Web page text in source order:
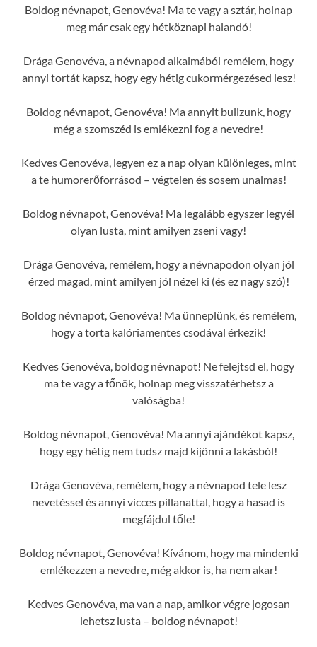
Boldog névnapot, Genovéva! Ma te vagy a sztár, holnap
meg már csak egy hétköznapi halandó!
Drága Genovéva, a névnapod alkalmából remélem, hogy
annyi tortát kapsz, hogy egy hétig cukormérgezésed lesz!
Boldog névnapot, Genovéva! Ma annyit bulizunk, hogy
még a szomszéd is emlékezni fog a nevedre!
Kedves Genovéva, legyen ez a nap olyan különleges, mint
a te humorerőforrásod – végtelen és sosem unalmas!
Boldog névnapot, Genovéva! Ma legalább egyszer legyél
olyan lusta, mint amilyen zseni vagy!
Drága Genovéva, remélem, hogy a névnapodon olyan jól
érzed magad, mint amilyen jól nézel ki (és ez nagy szó)!
Boldog névnapot, Genovéva! Ma ünneplünk, és remélem,
hogy a torta kalóriamentes csodával érkezik!
Kedves Genovéva, boldog névnapot! Ne felejtsd el, hogy
ma te vagy a főnök, holnap meg visszatérhetsz a
valóságba!
Boldog névnapot, Genovéva! Ma annyi ajándékot kapsz,
hogy egy hétig nem tudsz majd kijönni a lakásból!
Drága Genovéva, remélem, hogy a névnapod tele lesz
nevetéssel és annyi vicces pillanattal, hogy a hasad is
megfájdul tőle!
Boldog névnapot, Genovéva! Kívánom, hogy ma mindenki
emlékezzen a nevedre, még akkor is, ha nem akar!
Kedves Genovéva, ma van a nap, amikor végre jogosan
lehetsz lusta – boldog névnapot!